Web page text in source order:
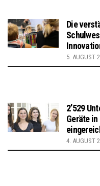
Die
5. AUGUST
2’529
Geräte
4. AUGUST